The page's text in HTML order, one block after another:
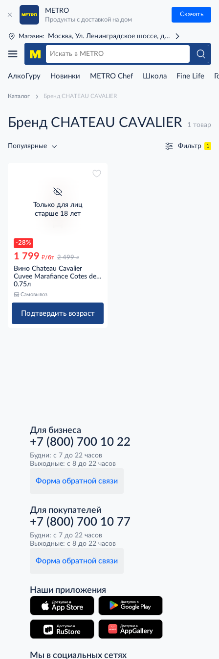
METRO
Продукты с доставкой на дом
Скачать
Магазин: Москва, Ул. Ленинградское шоссе, д. 71Г (м. Речной
АлкоГуру Новинки METRO Chef Школа Fine Life
Каталог Бренд CHATEAU CAVALIER
Бренд CHATEAU CAVALIER 1 товар
Популярные Фильтр 1
-28%
Только для лиц
старше 18 лет
1 799 д/бт 2 499 д
Вино Chateau Cavalier
Cuvee Marafiance Cotes de
Provence AOP розовое
сухое, 0.75л
0.75л
Самовывоз
Подтвердить возраст
Для бизнеса
+7 (800) 700 10 22
Будни: с 7 до 22 часов
Выходные: с 8 до 22 часов
Форма обратной связи
Для покупателей
+7 (800) 700 10 77
Будни: с 7 до 22 часов
Выходные: с 8 до 22 часов
Форма обратной связи
Наши приложения
Мы в социальных сетях